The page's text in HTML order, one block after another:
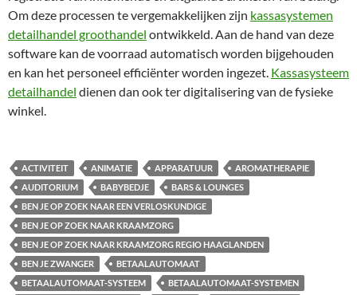
Om deze processen te vergemakkelijken zijn kassasystemen
detailhandel groothandel ontwikkeld. Aan de hand van deze
software kan de voorraad automatisch worden bijgehouden
en kan het personeel efficiënter worden ingezet. Kassasysteem
detailhandel dienen dan ook ter digitalisering van de fysieke
winkel.
ACTIVITEIT ANIMATIE APPARATUUR
AROMATHERAPIE
AUDITORIUM
BABYBEDJE
BARS & LOUNGES
BEN JE OP ZOEK NAAR EEN VERLOSKUNDIGE
BEN JE OP ZOEK NAAR KRAAMZORG
BEN JE OP ZOEK NAAR KRAAMZORG REGIO HAAGLANDEN
BEN JE ZWANGER
BETAALAUTOMAAT
BETAALAUTOMAAT-SYSTEEM
BETAALAUTOMAAT-SYSTEMEN